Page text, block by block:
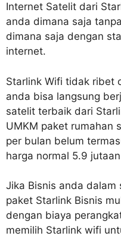
Internet Satelit dari
anda dimana saja
dimana saja dengan
internet.
Starlink Wifi tidak ribet
anda bisa langsung
satelit terbaik dari
UMKM paket rumahan
per bulan belum
harga normal 5.9
Jika Bisnis anda dalam
paket Starlink Bisnis
dengan biaya
memilih Starlink wifi